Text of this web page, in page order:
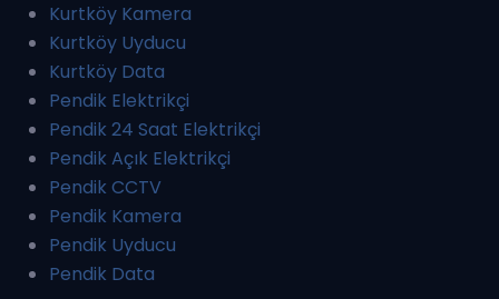
Kurtköy Kamera
Kurtköy Uyducu
Kurtköy Data
Pendik Elektrikçi
Pendik 24 Saat Elektrikçi
Pendik Açık Elektrikçi
Pendik CCTV
Pendik Kamera
Pendik Uyducu
Pendik Data